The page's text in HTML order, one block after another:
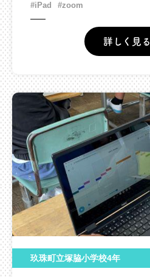
#iPad #zoom
詳しく見る
玖珠町立塚脇小学校4年